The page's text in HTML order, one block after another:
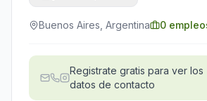
Buenos Aires, Argentina 0
Registrate gratis para ver los
datos de contacto